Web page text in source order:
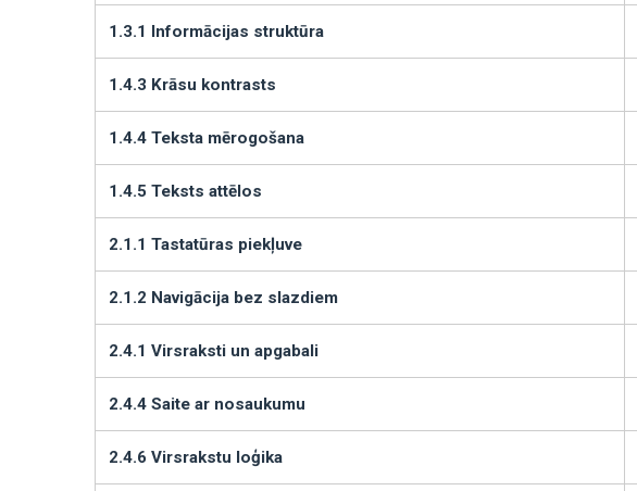
1.3.1 Informācijas struktūra
1.4.3 Krāsu kontrasts
1.4.4 Teksta mērogošana
1.4.5 Teksts attēlos
2.1.1 Tastatūras piekļuve
2.1.2 Navigācija bez slazdiem
2.4.1 Virsraksti un apgabali
2.4.4 Saite ar nosaukumu
2.4.6 Virsrakstu loģika